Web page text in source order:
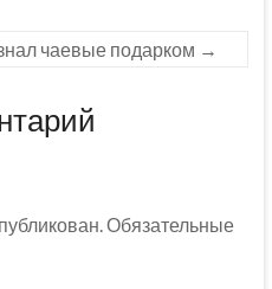
чаевые подарком →
Обязательные